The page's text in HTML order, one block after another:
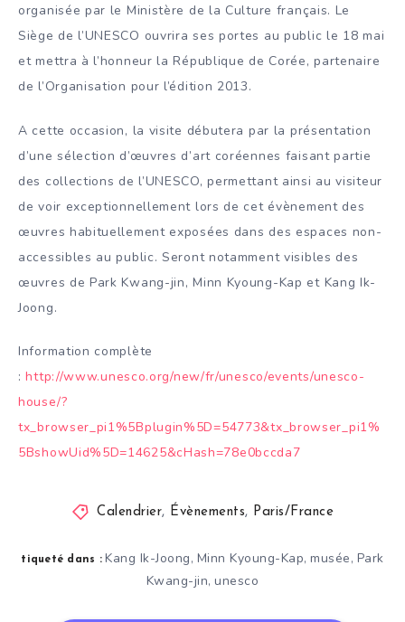
organisée par le Ministère de la Culture français. Le
Siège de l’UNESCO ouvrira ses portes au public le 18 mai
et mettra à l’honneur la République de Corée, partenaire
de l’Organisation pour l’édition 2013.
A cette occasion, la visite débutera par la présentation
d’une sélection d’œuvres d’art coréennes faisant partie
des collections de l’UNESCO, permettant ainsi au visiteur
de voir exceptionnellement lors de cet évènement des
œuvres habituellement exposées dans des espaces non-
accessibles au public. Seront notamment visibles des
œuvres de Park Kwang-jin, Minn Kyoung-Kap et Kang Ik-
Joong.
Information complète
:http://www.unesco.org/new/fr/unesco/events/unesco-
house/?
tx_browser_pi1%5Bplugin%5D=54773&tx_browser_pi1%
5BshowUid%5D=14625&cHash=78e0bccda7
Calendrier, Évènements, Paris/France
tiqueté dans : Kang Ik-Joong, Minn Kyoung-Kap,musée, Park
Kwang-jin,unesco